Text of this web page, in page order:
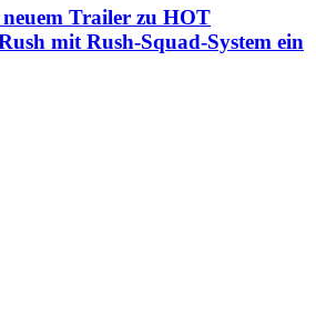
Trailer zu HOT
mit Rush-Squad-System ein